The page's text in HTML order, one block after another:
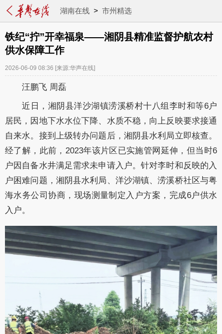
湖南在线> 市州精选
铁纪“拧”开幸福泉——湘阴县精准监督护航农村
供水保障工作
2026-06-09 08:36 [来源:华声在线]
汪鹏飞 周磊
近日，湘阴县洋沙湖镇涝溪桥村十八组李时和等6户
居民，因地下水水位下降、水质不稳，向上反映要求接通
自来水。接到上级转办问题后，湘阴县水利局立即核查。
经了解，此前，2023年该片区已实施管网延伸，但当时6
户因自备水井满足需求未申请入户。针对李时和反映的入
户困难问题，湘阴县水利局、洋沙湖镇、涝溪桥社区与粤
海水务公司协商，现场测量制定入户方案，完成6户供水
入户。